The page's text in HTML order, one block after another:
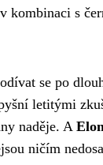
kombinaci s
se po
letitými
naděje. A
ničím